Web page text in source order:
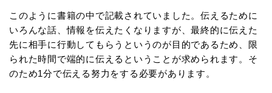
このように書籍の中で記載されていました。伝えるために
いろんな話、情報を伝えたくなりますが、最終的に伝えた
先に相手に行動してもらうというのが目的であるため、限
られた時間で端的に伝えるということが求められます。そ
のため1分で伝える努力をする必要があります。